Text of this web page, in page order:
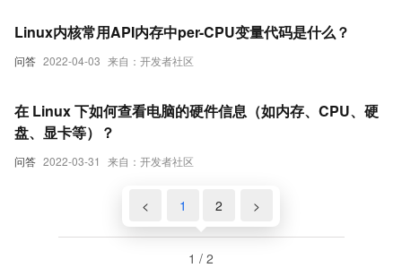
问答 2022-04-03 来自：开发者社区
Linux内核常用API内存中per-CPU变量代码是什么？
问答 2022-03-31 来自：开发者社区
在 Linux 下如何查看电脑的硬件信息（如内存、CPU、硬
盘、显卡等）？
< 1 2 >
1 / 2